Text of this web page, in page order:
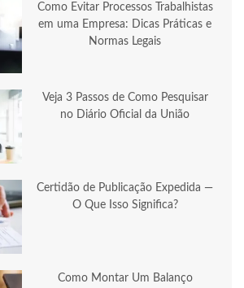
Como Evitar Processos Trabalhistas
em uma Empresa: Dicas Práticas e
Normas Legais
Veja 3 Passos de Como Pesquisar
no Diário Oficial da União
Certidão de Publicação Expedida —
O Que Isso Significa?
Como Montar Um Balanço